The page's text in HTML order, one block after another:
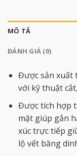
MÔ TẢ
ĐÁNH GIÁ (0)
Được sản xuất
với kỹ thuật
Được tích hợp
mặt giúp gắn
xúc trực tiếp
lộ vết băng